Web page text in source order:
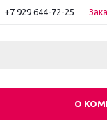
+7 929 644-72-25
О